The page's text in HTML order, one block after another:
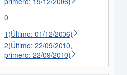
0
1(Último: 01/12/2006)
2(Último: 22/09/2010,
primero: 22/09/2010)